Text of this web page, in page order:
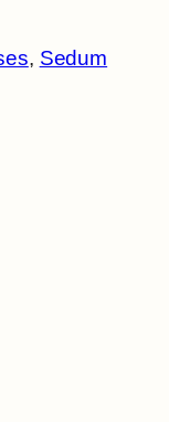
, Sedum